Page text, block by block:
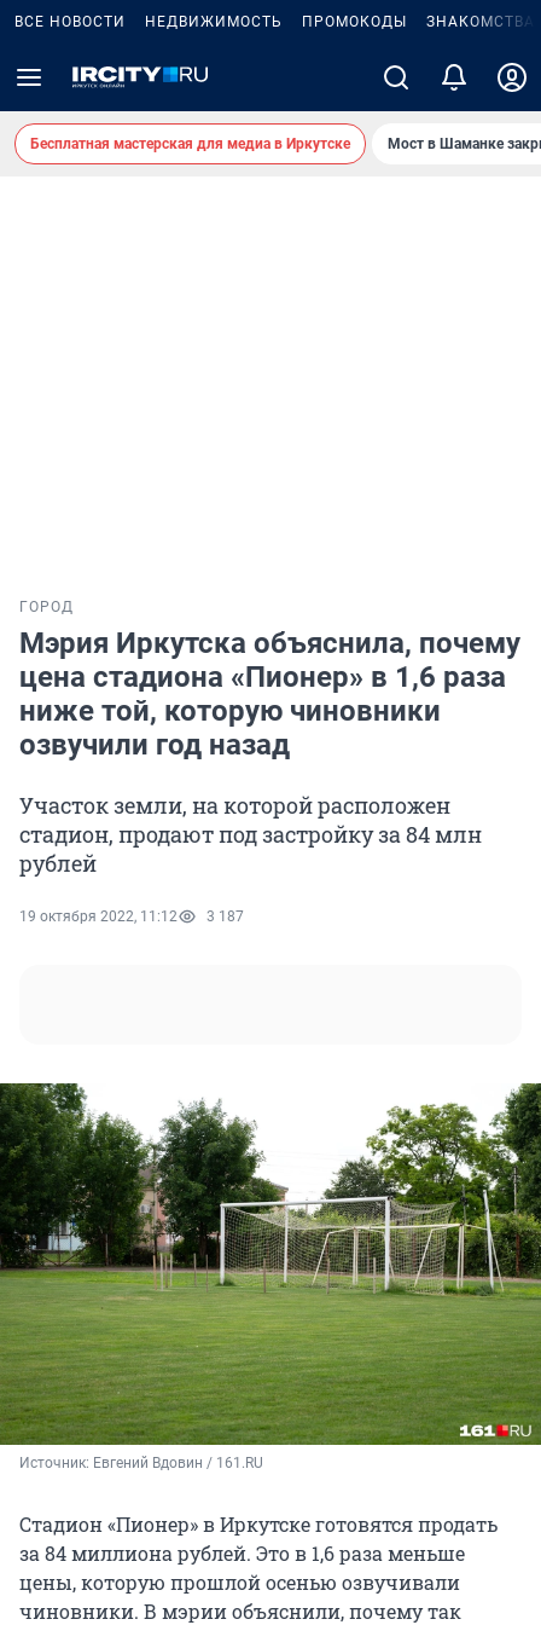
ВСЕ НОВОСТИ НЕДВИЖИМОСТЬ ПРОМОКОДЫ ЗНАКОМСТВА
Бесплатная мастерская для медиа в Иркутске Мост в Шаманке
ГОРОД
Мэрия Иркутска объяснила, почему
цена стадиона «Пионер» в 1,6 раза
ниже той, которую чиновники
озвучили год назад
Участок земли, на которой расположен
стадион, продают под застройку за 84 млн
рублей
19 октября 2022, 11:12 3 187
Источник: Евгений Вдовин / 161.RU
Стадион «Пионер» в Иркутске готовятся продать
за 84 миллиона рублей. Это в 1,6 раза меньше
цены, которую прошлой осенью озвучивали
чиновники. В мэрии объяснили, почему так